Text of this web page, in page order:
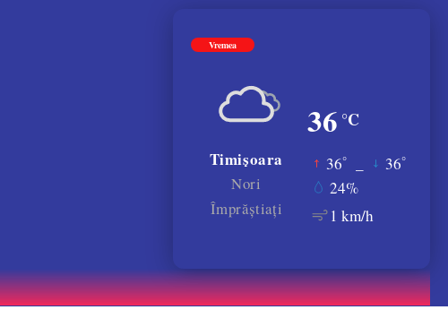
Vremea
36 °C
Timișoara
Nori
Împrăștiați
36° 36°
24%
1 km/h